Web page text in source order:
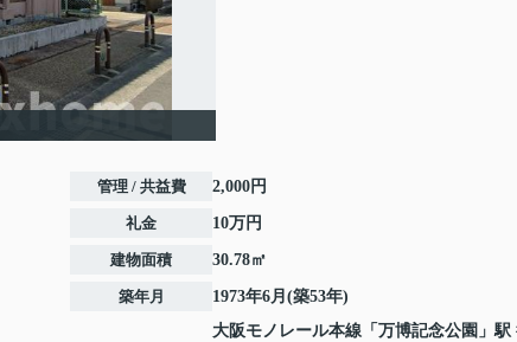
管理 / 共益費 2,000円
礼金 10万円
建物面積 30.78㎡
築年月 1973年6月(築53年)
大阪モノレール本線 「 万博記念公園 」